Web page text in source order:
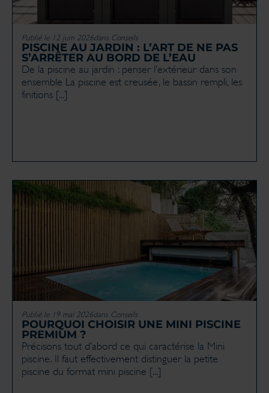
Publié le 12 juin 2026dans Conseils
PISCINE AU JARDIN : L’ART DE NE PAS
S’ARRÊTER AU BORD DE L’EAU
De la piscine au jardin : penser l’extérieur dans son
ensemble La piscine est creusée, le bassin rempli, les
finitions [...]
Publié le 19 mai 2026dans Conseils
POURQUOI CHOISIR UNE MINI PISCINE
PREMIUM ?
Précisons tout d’abord ce qui caractérise la Mini
piscine. Il faut effectivement distinguer la petite
piscine du format mini piscine [...]